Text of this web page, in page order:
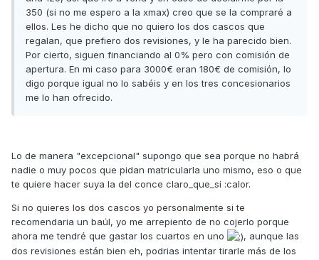
350 (si no me espero a la xmax) creo que se la compraré a
ellos. Les he dicho que no quiero los dos cascos que
regalan, que prefiero dos revisiones, y le ha parecido bien.
Por cierto, siguen financiando al 0% pero con comisión de
apertura. En mi caso para 3000€ eran 180€ de comisión, lo
digo porque igual no lo sabéis y en los tres concesionarios
me lo han ofrecido.
Lo de manera "excepcional" supongo que sea porque no habrá
nadie o muy pocos que pidan matricularla uno mismo, eso o que
te quiere hacer suya la del conce claro_que_si :calor.
Si no quieres los dos cascos yo personalmente si te
recomendaria un baúl, yo me arrepiento de no cojerlo porque
ahora me tendré que gastar los cuartos en uno
, aunque las
dos revisiones están bien eh, podrias intentar tirarle más de los